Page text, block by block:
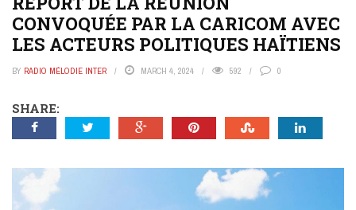
CONVOQUÉE PAR LA CARICOM AVEC
LES ACTEURS POLITIQUES HAÏTIENS
BY RADIO MÉLODIE INTER MARCH 4, 2024 592 0
SHARE: